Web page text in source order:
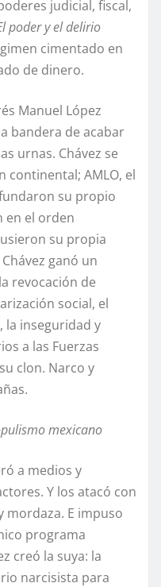
judicial, fiscal,
poder y el delirio
cimentado en
de dinero.
Manuel López
bandera de acabar
urnas. Chávez se
continental; AMLO, el
su propio
en el orden
su propia
ganó un
revocación de
social, el
la inseguridad y
a las Fuerzas
clon. Narco y
mexicano
a medios y
Y los atacó con
mordaza. E impuso
programa
creó la suya: la
narcisista para